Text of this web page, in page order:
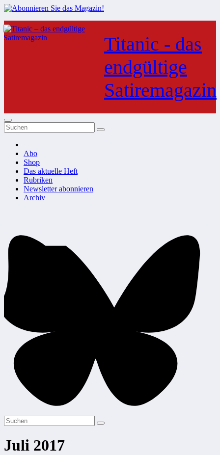
Zum
Inhalt
springen
Titanic - das
endgültige
Satiremagazin
Abo
Shop
Das aktuelle Heft
Rubriken
Newsletter abonnieren
Archiv
Juli 2017